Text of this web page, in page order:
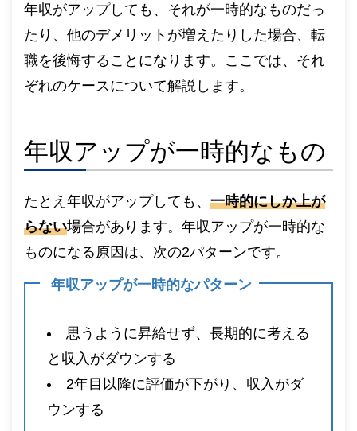
年収がアップしても、それが一時的なものだっ
たり、他のデメリットが増えたりした場合、転
職を後悔することになります。ここでは、それ
ぞれのケースについて解説します。
年収アップが一時的なもの
たとえ年収がアップしても、 一時的にしか上が
らない場合があります。年収アップが一時的な
ものになる原因は、次の2パターンです。
年収アップが一時的なパターン
思うように昇給せず、長期的に考える
と収入がダウンする
2年目以降に評価が下がり、収入がダ
ウンする